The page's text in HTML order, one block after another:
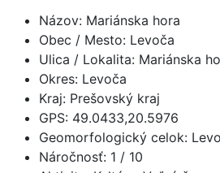
Názov: Mariánska hora
Obec / Mesto: Levoča
Ulica / Lokalita: Mariánska
Okres: Levoča
Kraj: Prešovský kraj
GPS: 49.0433,20.5976
Geomorfologický celok:
Náročnosť: 1 / 10